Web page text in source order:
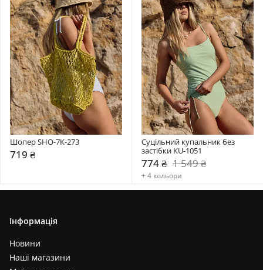
Шопер SHO-7К-273
719 ₴
Суцільний купальник без
застібки KU-1051
774 ₴ 1 549 ₴
+ 4 кольори
Інформація
Новини
Наші магазини